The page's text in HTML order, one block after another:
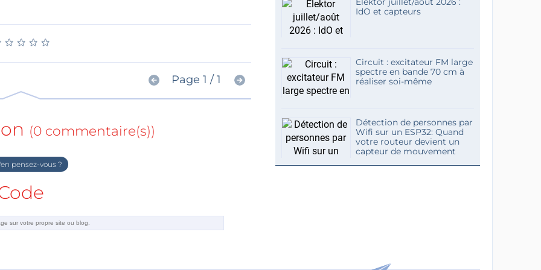
★ ★ ★ ★
★ ★ ★ ★
Page 1 / 1
(0 commentaire(s))
pensez-vous ?
IdO et capteurs
Circuit : excitateur FM large
spectre en bande 70 cm à
réaliser soi-même
Détection de personnes par
Wifi sur un ESP32: Quand
votre routeur devient un
capteur de mouvement